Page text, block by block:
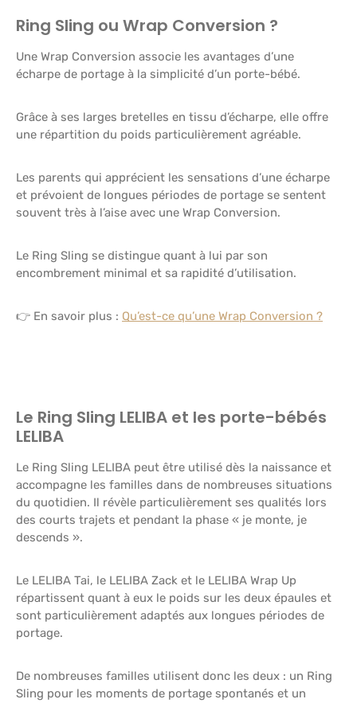
Ring Sling ou Wrap Conversion ?
Une Wrap Conversion associe les avantages d’une
écharpe de portage à la simplicité d’un porte-bébé.
Grâce à ses larges bretelles en tissu d’écharpe, elle offre
une répartition du poids particulièrement agréable.
Les parents qui apprécient les sensations d’une écharpe
et prévoient de longues périodes de portage se sentent
souvent très à l’aise avec une Wrap Conversion.
Le Ring Sling se distingue quant à lui par son
encombrement minimal et sa rapidité d’utilisation.
👉 En savoir plus : Qu’est-ce qu’une Wrap Conversion ?
Le Ring Sling LELIBA et les porte-bébés
LELIBA
Le Ring Sling LELIBA peut être utilisé dès la naissance et
accompagne les familles dans de nombreuses situations
du quotidien. Il révèle particulièrement ses qualités lors
des courts trajets et pendant la phase « je monte, je
descends ».
Le LELIBA Tai, le LELIBA Zack et le LELIBA Wrap Up
répartissent quant à eux le poids sur les deux épaules et
sont particulièrement adaptés aux longues périodes de
portage.
De nombreuses familles utilisent donc les deux : un Ring
Sling pour les moments de portage spontanés et un